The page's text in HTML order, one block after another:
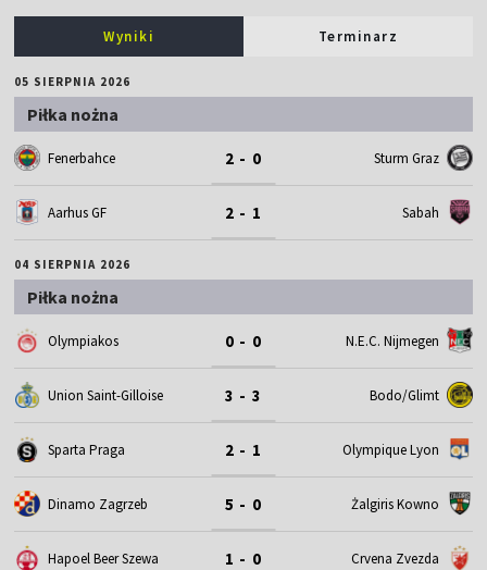
Wyniki Terminarz
05 SIERPNIA 2026
Piłka nożna
Fenerbahce 2 - 0 Sturm Graz
Aarhus GF 2 - 1 Sabah
04 SIERPNIA 2026
Piłka nożna
Olympiakos 0 - 0 N.E.C. Nijmegen
Union Saint-Gilloise 3 - 3 Bodo/Glimt
Sparta Praga 2 - 1 Olympique Lyon
Dinamo Zagrzeb 5 - 0 Żalgiris Kowno
Hapoel Beer Szewa 1 - 0 Crvena Zvezda